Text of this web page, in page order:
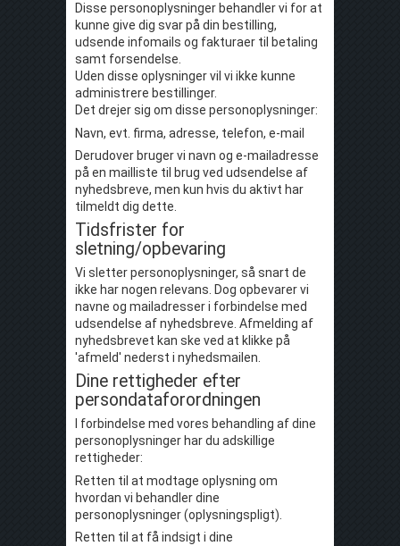
Disse personoplysninger behandler vi for at
kunne give dig svar på din bestilling,
udsende infomails og fakturaer til betaling
samt forsendelse.
Uden disse oplysninger vil vi ikke kunne
administrere bestillinger.
Det drejer sig om disse personoplysninger:
Navn, evt. firma, adresse, telefon, e-mail
Derudover bruger vi navn og e-mailadresse
på en mailliste til brug ved udsendelse af
nyhedsbreve, men kun hvis du aktivt har
tilmeldt dig dette.
Tidsfrister for
sletning/opbevaring
Vi sletter personoplysninger, så snart de
ikke har nogen relevans. Dog opbevarer vi
navne og mailadresser i forbindelse med
udsendelse af nyhedsbreve. Afmelding af
nyhedsbrevet kan ske ved at klikke på
'afmeld' nederst i nyhedsmailen.
Dine rettigheder efter
persondataforordningen
I forbindelse med vores behandling af dine
personoplysninger har du adskillige
rettigheder:
Retten til at modtage oplysning om
hvordan vi behandler dine
personoplysninger (oplysningspligt).
Retten til at få indsigt i dine